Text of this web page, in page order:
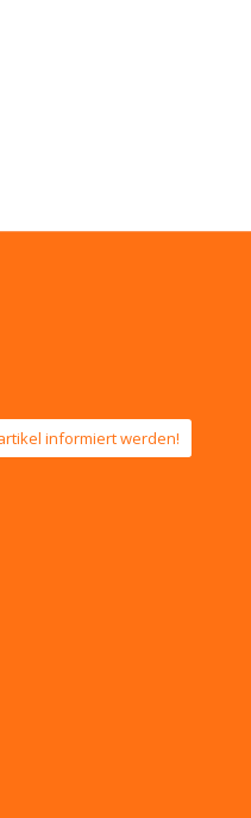
informiert werden!